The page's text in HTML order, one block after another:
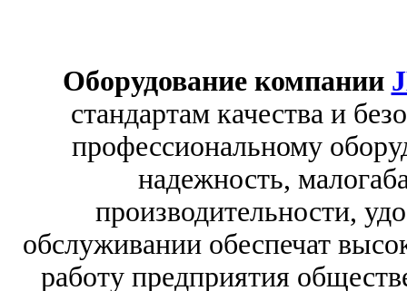
Оборудование компании
стандартам качества и
профессиональному
надежность,
производительности,
обслуживании обеспечат
работу предприятия